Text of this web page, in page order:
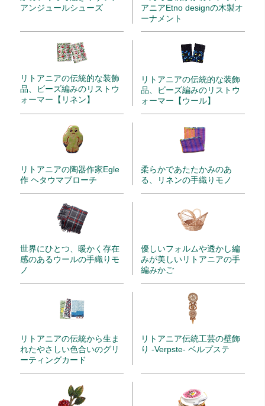
アンジュールシューズ
アニアEtno designの木製オ
ーナメント
リトアニアの伝統的な装飾
品、ビーズ編みのリストウ
ォーマー【リネン】
リトアニアの伝統的な装飾
品、ビーズ編みのリストウ
ォーマー【ウール】
リトアニアの陶器作家Egle
作 ヘタウマブローチ
柔らかであたたかみのあ
る、リネンの手織りモノ
世界にひとつ、暖かく存在
感のあるウールの手織りモ
ノ
優しいフォルムや透かし編
みが美しいリトアニアの手
編みかご
リトアニアの伝統から生ま
れたやさしい色合いのグリ
ーティングカード
リトアニア伝統工芸の壁飾
り -Verpste- ベルプステ